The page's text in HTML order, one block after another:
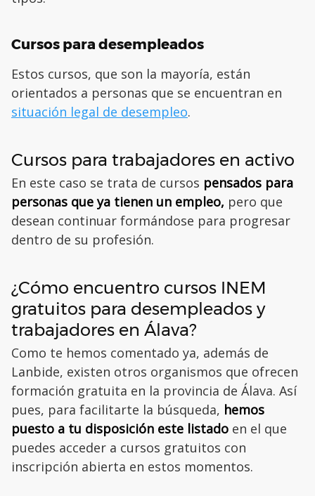
Cursos para desempleados
Estos cursos, que son la mayoría, están
orientados a personas que se encuentran en
situación legal de desempleo.
Cursos para trabajadores en activo
En este caso se trata de cursos pensados para
personas que ya tienen un empleo, pero que
desean continuar formándose para progresar
dentro de su profesión.
¿Cómo encuentro cursos INEM
gratuitos para desempleados y
trabajadores en Álava?
Como te hemos comentado ya, además de
Lanbide, existen otros organismos que ofrecen
formación gratuita en la provincia de Álava. Así
pues, para facilitarte la búsqueda, hemos
puesto a tu disposición este listado en el que
puedes acceder a cursos gratuitos con
inscripción abierta en estos momentos.